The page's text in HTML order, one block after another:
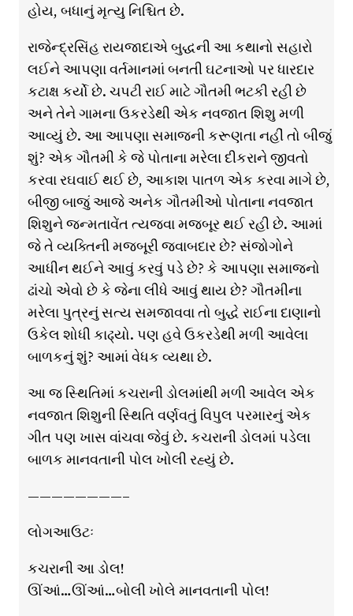
હોય, બધાનું મૃત્યુ નિશ્ચિત છે.
રાજેન્દ્રસિંહ રાયજાદાએ બુદ્ધની આ કથાનો સહારો
લઈને આપણા વર્તમાનમાં બનતી ઘટનાઓ પર ધારદાર
કટાક્ષ કર્યો છે. ચપટી રાઈ માટે ગૌતમી ભટકી રહી છે
અને તેને ગામના ઉકરડેથી એક નવજાત શિશુ મળી
આવ્યું છે. આ આપણા સમાજની કરૂણતા નહીં તો બીજું
શું? એક ગૌતમી કે જે પોતાના મરેલા દીકરાને જીવતો
કરવા રઘવાઈ થઈ છે, આકાશ પાતળ એક કરવા માગે છે,
બીજી બાજું આજે અનેક ગૌતમીઓ પોતાના નવજાત
શિશુને જન્મતાવેંત ત્યજવા મજબૂર થઈ રહી છે. આમાં
જે તે વ્યક્તિની મજબૂરી જવાબદાર છે? સંજોગોને
આધીન થઈને આવું કરવું પડે છે? કે આપણા સમાજનો
ઢાંચો એવો છે કે જેના લીધે આવું થાય છે? ગૌતમીના
મરેલા પુત્રનું સત્ય સમજાવવા તો બુદ્ધે રાઈના દાણાનો
ઉકેલ શોધી કાઢ્યો. પણ હવે ઉકરડેથી મળી આવેલા
બાળકનું શું? આમાં વેધક વ્યથા છે.
આ જ સ્થિતિમાં કચરાની ડોલમાંથી મળી આવેલ એક
નવજાત શિશુની સ્થિતિ વર્ણવતું વિપુલ પરમારનું એક
ગીત પણ ખાસ વાંચવા જેવું છે. કચરાની ડોલમાં પડેલા
બાળક માનવતાની પોલ ખોલી રહ્યું છે.
————————–
લોગઆઉટઃ
કચરાની આ ડોલ!
ઊંઆં…ઊંઆં…બોલી ખોલે માનવતાની પોલ!